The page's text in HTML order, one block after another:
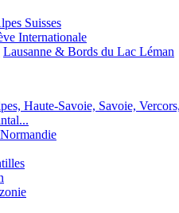
Suisses
Internationale
Lausanne & Bords du Lac Léman
Haute-Savoie, Savoie,